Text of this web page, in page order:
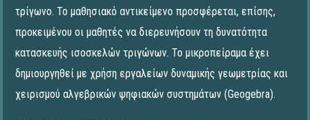
τρίγωνο. Το μαθησιακό αντικείμενο προσφέρεται, επίσης,
προκειμένου οι μαθητές να διερευνήσουν τη δυνατότητα
κατασκευής ισοσκελών τριγώνων. Το μικροπείραμα έχει
δημιουργηθεί με χρήση εργαλείων δυναμικής γεωμετρίας και
χειρισμού αλγεβρικών ψηφιακών συστημάτων (Geogebra).